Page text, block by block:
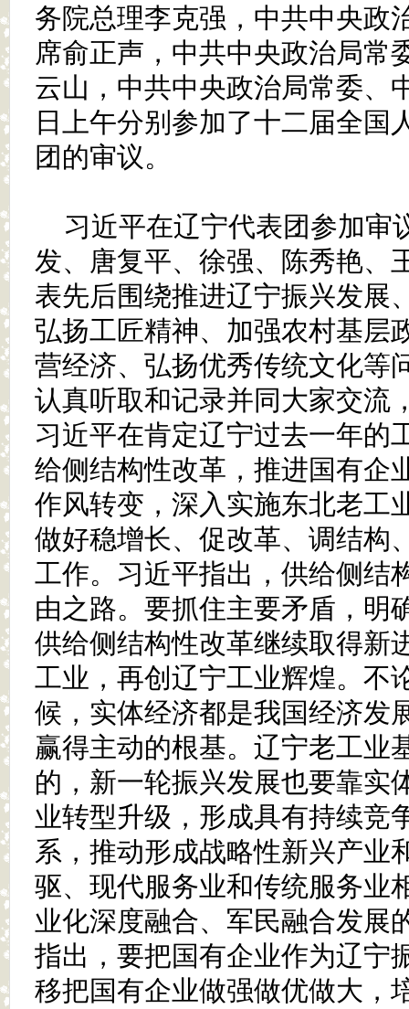
务院总理李克强，中共中央政
席俞正声，中共中央政治局常
云山，中共中央政治局常委、
日上午分别参加了十二届全国
团的审议。
习近平在辽宁代表团参加审
发、唐复平、徐强、陈秀艳、
表先后围绕推进辽宁振兴发展
弘扬工匠精神、加强农村基层
营经济、弘扬优秀传统文化等
认真听取和记录并同大家交流
习近平在肯定辽宁过去一年的
给侧结构性改革，推进国有企
作风转变，深入实施东北老工
做好稳增长、促改革、调结构
工作。习近平指出，供给侧结
由之路。要抓住主要矛盾，明
供给侧结构性改革继续取得新
工业，再创辽宁工业辉煌。不
候，实体经济都是我国经济发
赢得主动的根基。辽宁老工业
的，新一轮振兴发展也要靠实
业转型升级，形成具有持续竞
系，推动形成战略性新兴产业
驱、现代服务业和传统服务业
业化深度融合、军民融合发展
指出，要把国有企业作为辽宁
移把国有企业做强做优做大，